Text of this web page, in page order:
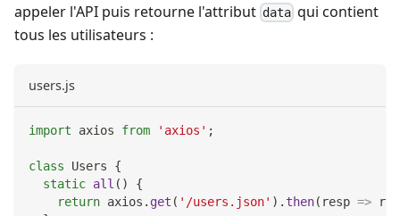
appeler l'API puis retourne l'attribut data qui contient
tous les utilisateurs :
users.js
import axios from 'axios' ;
class Users
{
static all ( )
{
return axios . get ( '/users.json' ) . then( resp =>